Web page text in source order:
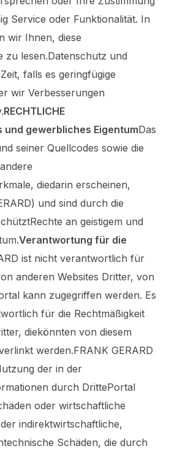
Service oder Funktionalität. In
wir Ihnen, diese
zu lesen.Datenschutz und
falls es geringfügige
wir Verbesserungen
RECHTLICHE
und gewerbliches EigentumDas
seiner Quellcodes sowie die
diedarin erscheinen,
und sind durch die
an geistigem und
Verantwortung für die
ist nicht verantwortlich für
anderen Websites Dritter, von
kann zugegriffen werden. Es
für die Rechtmäßigkeit
diekönnten von diesem
werden.FRANK GERARD
der in der
durch DrittePortal
oder wirtschaftliche
indirektwirtschaftliche,
Schäden, die durch